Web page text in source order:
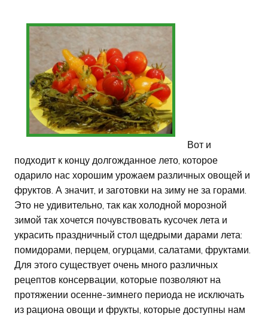
Вот и
подходит к концу долгожданное лето, которое
одарило нас хорошим урожаем различных овощей и
фруктов. А значит, и заготовки на зиму не за горами.
Это не удивительно, так как холодной морозной
зимой так хочется почувствовать кусочек лета и
украсить праздничный стол щедрыми дарами лета:
помидорами, перцем, огурцами, салатами, фруктами.
Для этого существует очень много различных
рецептов консервации, которые позволяют на
протяжении осенне-зимнего периода не исключать
из рациона овощи и фрукты, которые доступны нам